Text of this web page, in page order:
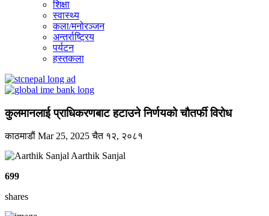
शिक्षा
स्वास्थ्य
कला/मनोरञ्जन
अन्तर्राष्ट्रिय
पर्यटन
हस्तकला
कुलमानलाई प्राधिकरणबाट हटाउने निर्णयको चौतर्फी विरोध
काठमाडाैं Mar 25, 2025चैत १२, २०८१
Aarthik Sanjal
699
shares